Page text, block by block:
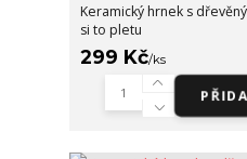
Keramický hrnek s
si to pletu
299 Kč/ks